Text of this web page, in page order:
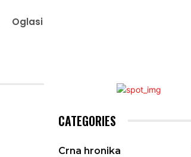
Oglasi
CATEGORIES
Crna hronika